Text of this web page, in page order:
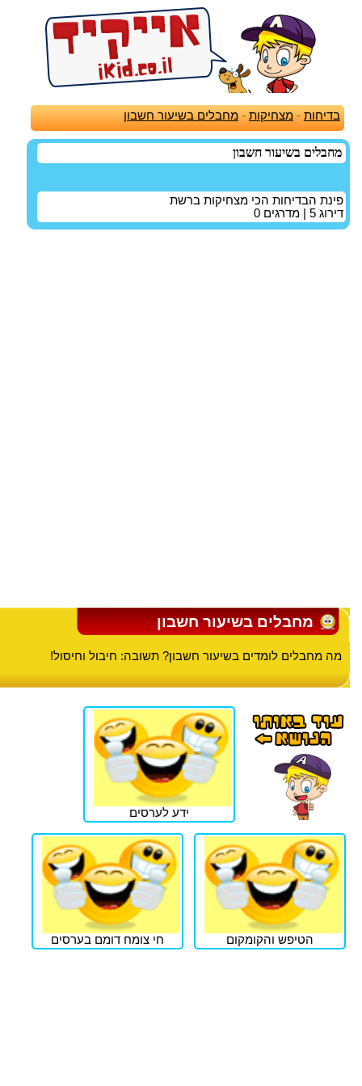
בדיחות -מצחיקות -מחבלים בשיעור חשבון
מחבלים בשיעור חשבון
פינת הבדיחות הכי מצחיקות ברשת
דירוג 5 | מדרגים 0
מחבלים בשיעור חשבון
מה מחבלים לומדים בשיעור חשבון? תשובה: חיבול וחיסול!
ידע לערסים
הטיפש והקומקום חי צומח דומם בערסים